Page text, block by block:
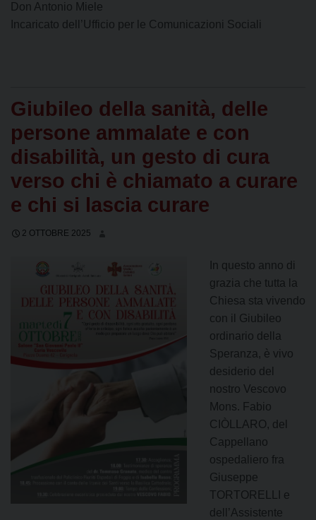
Don Antonio Miele
Incaricato dell’Ufficio per le Comunicazioni Sociali
Giubileo della sanità, delle
persone ammalate e con
disabilità, un gesto di cura
verso chi è chiamato a curare
e chi si lascia curare
2 OTTOBRE 2025
In questo anno di
grazia che tutta la
Chiesa sta vivendo
con il Giubileo
ordinario della
Speranza, è vivo
desiderio del
nostro Vescovo
Mons. Fabio
CIÒLLARO, del
Cappellano
ospedaliero fra
Giuseppe
TORTORELLI e
dell’Assistente